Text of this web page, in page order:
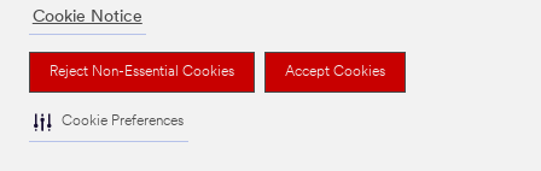
Cookie Notice
Reject Non-Essential Cookies Accept Cookies
Cookie Preferences